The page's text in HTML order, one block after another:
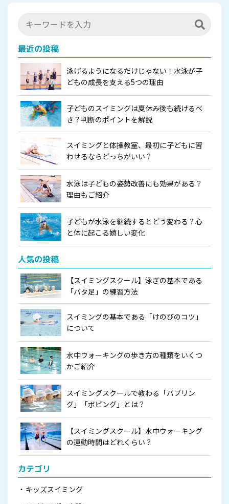
最近の投稿
泳げるようになるだけじゃない！水泳が子
どもの成長を支える5つの理由
子どものスイミングは夏休み後も続けるべ
き？判断のポイントを解説
スイミングと体操教室、最初に子どもに習
わせるならどっちがいい？
水泳は子どもの姿勢改善にも効果がある？
理由もご紹介
子どもが水泳を継続するとどう変わる？心
と体に起こる嬉しい変化
人気の投稿
【スイミングスクール】泳ぎの基本である
「バタ足」の練習方法
スイミングの基本である「けのびのコツ」
について
水中ウォーキングの歩き方の種類をいくつ
かご紹介
スイミングスクールで教わる「バブリン
グ」「ボビング」とは？
【スイミングスクール】水中ウォーキング
の運動時間はどれくらい？
カテゴリ
キッズスイミング